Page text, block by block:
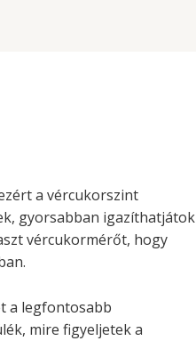
a vércukorszint
gyorsabban igazíthatjátok
vércukormérőt, hogy
a legfontosabb
mire figyeljetek a